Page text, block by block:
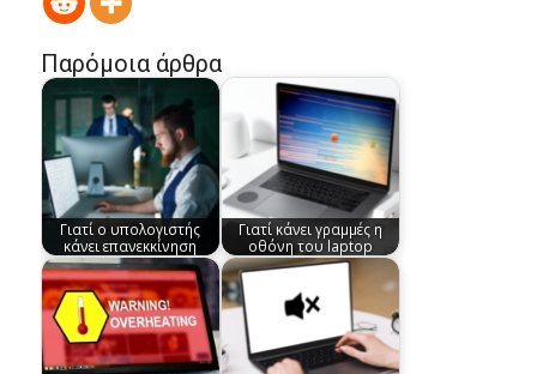
Παρόμοια άρθρα
Γιατί ο υπολογιστής
κάνει επανεκκίνηση
Γιατί κάνει γραμμές η
οθόνη του laptop